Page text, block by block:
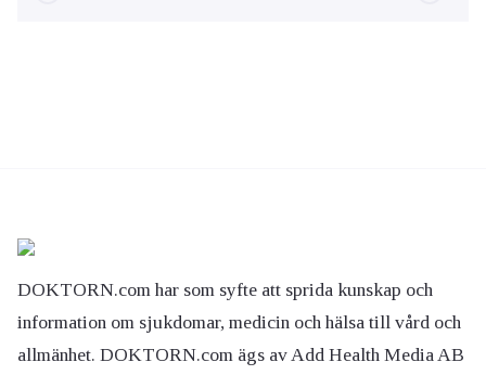
DOKTORN.com har som syfte att sprida kunskap och
information om sjukdomar, medicin och hälsa till vård och
allmänhet. DOKTORN.com ägs av Add Health Media AB